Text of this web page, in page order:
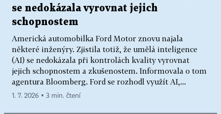
se nedokázala vyrovnat jejich
schopnostem
Americká automobilka Ford Motor znovu najala
některé inženýry. Zjistila totiž, že umělá inteligence
(AI) se nedokázala při kontrolách kvality vyrovnat
jejich schopnostem a zkušenostem. Informovala o tom
agentura Bloomberg. Ford se rozhodl využít AI,...
1. 7. 2026 ▪ 3 min. čtení